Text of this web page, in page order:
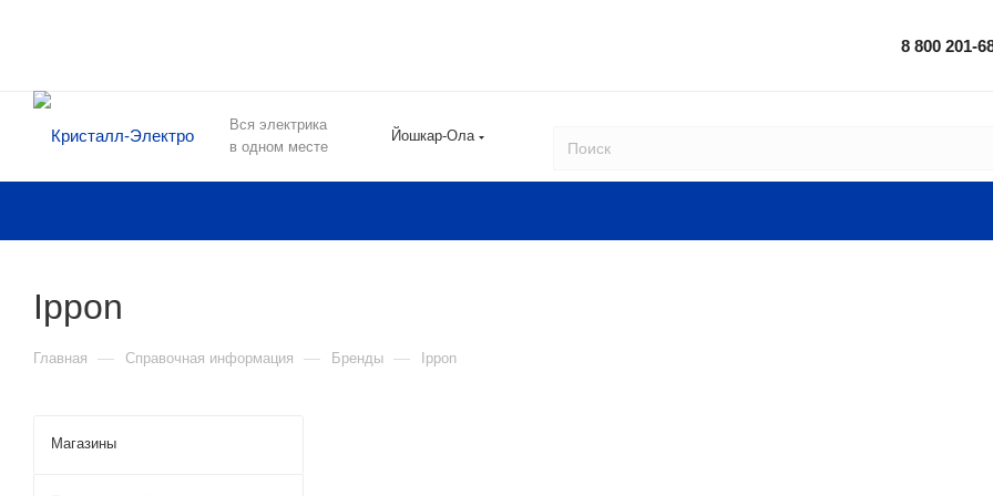
8 800 201-
Вся электрика
в одном месте
Йошкар-Ола
Ippon
Главная — Справочная информация — Бренды — Ippon
Магазины